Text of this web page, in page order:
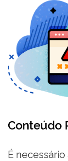
Conteúdo
É